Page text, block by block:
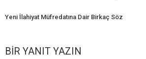
Yeni İlahiyat Müfredatına Dair Birkaç Söz
BIR YANIT YAZIN